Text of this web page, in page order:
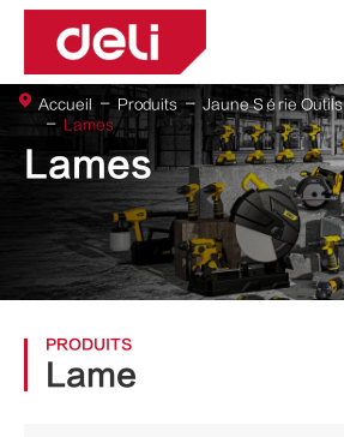
Lames
Accueil Produits Jaune Série Outils
Lames
PRODUITS
Lame